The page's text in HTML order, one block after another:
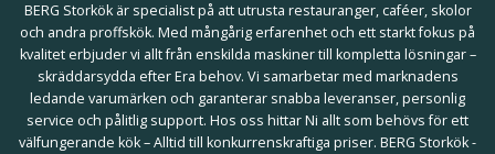
BERG Storkök är specialist på att utrusta restauranger, caféer, skolor
och andra proffskök. Med mångårig erfarenhet och ett starkt fokus på
kvalitet erbjuder vi allt från enskilda maskiner till kompletta lösningar –
skräddarsydda efter Era behov. Vi samarbetar med marknadens
ledande varumärken och garanterar snabba leveranser, personlig
service och pålitlig support. Hos oss hittar Ni allt som behövs för ett
välfungerande kök – Alltid till konkurrenskraftiga priser. BERG Storkök -